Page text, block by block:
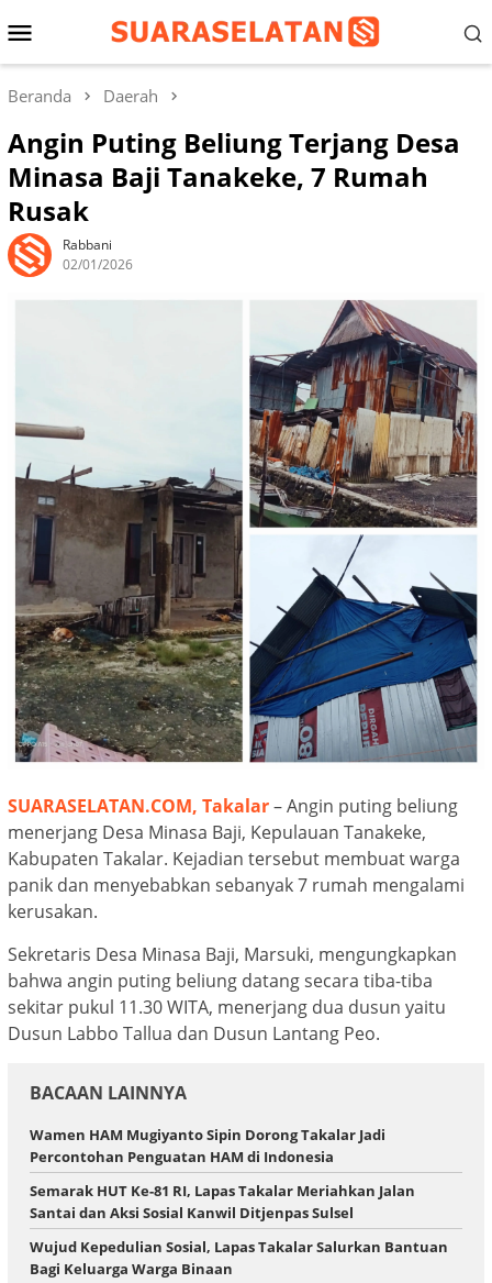
ke
Menu
Mobile
Beranda Daerah
Angin Puting Beliung Terjang Desa
Minasa Baji Tanakeke, 7 Rumah
Rusak
Rabbani
02/01/2026
SUARASELATAN.COM, Takalar– Angin puting beliung
menerjang Desa Minasa Baji, Kepulauan Tanakeke,
Kabupaten Takalar. Kejadian tersebut membuat warga
panik dan menyebabkan sebanyak 7 rumah mengalami
kerusakan.
Sekretaris Desa Minasa Baji, Marsuki, mengungkapkan
bahwa angin puting beliung datang secara tiba-tiba
sekitar pukul 11.30 WITA, menerjang dua dusun yaitu
Dusun Labbo Tallua dan Dusun Lantang Peo.
BACAAN LAINNYA
Wamen HAM Mugiyanto Sipin Dorong Takalar Jadi
Percontohan Penguatan HAM di Indonesia
Semarak HUT Ke-81 RI, Lapas Takalar Meriahkan Jalan
Santai dan Aksi Sosial Kanwil Ditjenpas Sulsel
Wujud Kepedulian Sosial, Lapas Takalar Salurkan Bantuan
Bagi Keluarga Warga Binaan